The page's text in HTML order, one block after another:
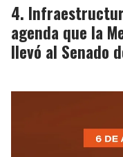
agenda que la
llevó al Senado